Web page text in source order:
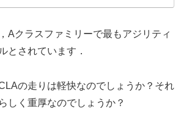
Aクラスファミリーで最もアジリティ
とされています．
の走りは軽快なのでしょうか？それ
しく重厚なのでしょうか？